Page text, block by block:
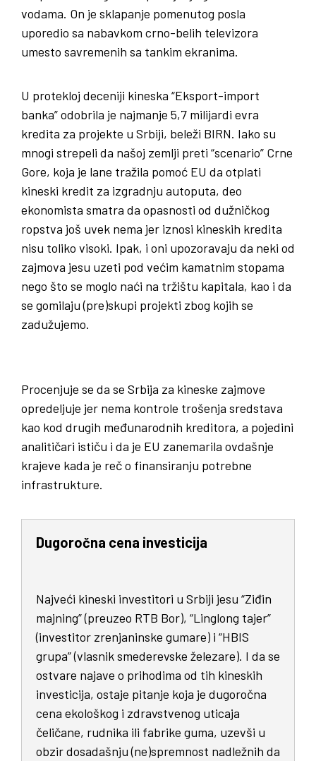
vodama. On je sklapanje pomenutog posla
uporedio sa nabavkom crno-belih televizora
umesto savremenih sa tankim ekranima.
U protekloj deceniji kineska “Eksport-import
banka” odobrila je najmanje 5,7 milijardi evra
kredita za projekte u Srbiji, beleži BIRN. Iako su
mnogi strepeli da našoj zemlji preti “scenario” Crne
Gore, koja je lane tražila pomoć EU da otplati
kineski kredit za izgradnju autoputa, deo
ekonomista smatra da opasnosti od dužničkog
ropstva još uvek nema jer iznosi kineskih kredita
nisu toliko visoki. Ipak, i oni upozoravaju da neki od
zajmova jesu uzeti pod većim kamatnim stopama
nego što se moglo naći na tržištu kapitala, kao i da
se gomilaju (pre)skupi projekti zbog kojih se
zadužujemo.
Procenjuje se da se Srbija za kineske zajmove
opredeljuje jer nema kontrole trošenja sredstava
kao kod drugih međunarodnih kreditora, a pojedini
analitičari ističu i da je EU zanemarila ovdašnje
krajeve kada je reč o finansiranju potrebne
infrastrukture.
Dugoročna cena investicija
Najveći kineski investitori u Srbiji jesu “Ziđin
majning” (preuzeo RTB Bor), “Linglong tajer”
(investitor zrenjaninske gumare) i “HBIS
grupa” (vlasnik smederevske železare). I da se
ostvare najave o prihodima od tih kineskih
investicija, ostaje pitanje koja je dugoročna
cena ekološkog i zdravstvenog uticaja
čeličane, rudnika ili fabrike guma, uzevši u
obzir dosadašnju (ne)spremnost nadležnih da